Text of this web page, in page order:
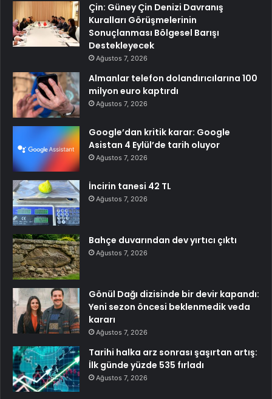
Çin: Güney Çin Denizi Davranış
Kuralları Görüşmelerinin
Sonuçlanması Bölgesel Barışı
Destekleyecek
Ağustos 7, 2026
Almanlar telefon dolandırıcılarına 100
milyon euro kaptırdı
Ağustos 7, 2026
Google’dan kritik karar: Google
Asistan 4 Eylül’de tarih oluyor
Ağustos 7, 2026
İncirin tanesi 42 TL
Ağustos 7, 2026
Bahçe duvarından dev yırtıcı çıktı
Ağustos 7, 2026
Gönül Dağı dizisinde bir devir kapandı:
Yeni sezon öncesi beklenmedik veda
kararı
Ağustos 7, 2026
Tarihi halka arz sonrası şaşırtan artış:
İlk günde yüzde 535 fırladı
Ağustos 7, 2026